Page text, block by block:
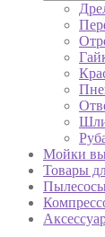
Мойки
Товары